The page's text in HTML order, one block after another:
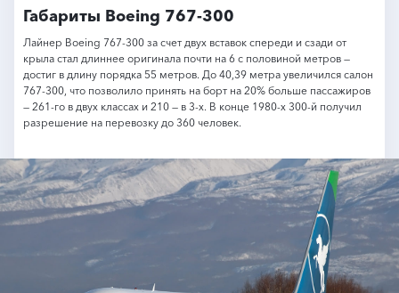
Габариты Boeing 767-300
Лайнер Boeing 767-300 за счет двух вставок спереди и сзади от
крыла стал длиннее оригинала почти на 6 с половиной метров —
достиг в длину порядка 55 метров. До 40,39 метра увеличился салон
767-300, что позволило принять на борт на 20% больше пассажиров
— 261-го в двух классах и 210 — в 3-х. В конце 1980-х 300-й получил
разрешение на перевозку до 360 человек.